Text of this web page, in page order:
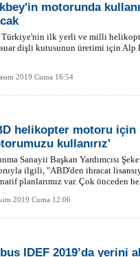
motorunda
Türkiye'nin ilk yerli ve milli
dişli kutusunun üretimi için Alp
2019 Cuma 16:54
helikopter motoru için
kullanırız'
Sanayii Başkan Yardımcısı
ilgili, "ABD'den ihracat
planlarımız var. Çok önceden
2019 Cuma 12:06
IDEF 2019’da yerini